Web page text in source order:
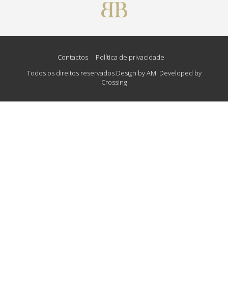
Contactos
Política de privacidade
Todos os direitos reservados Design by AM. Developed by
Crossing